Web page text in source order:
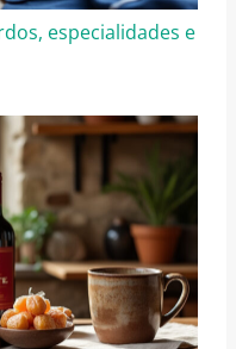
especialidades e